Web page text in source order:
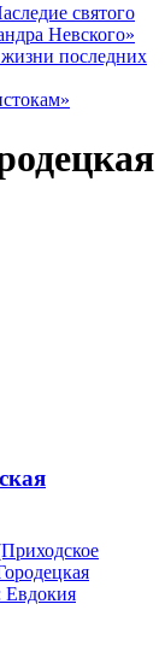
святого
Невского»
последних
Евдокия